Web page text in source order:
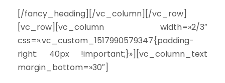
[/fancy_heading][/vc_column][/vc_row]
[vc_row][vc_column width=»2/3″
css=».vc_custom_1517990579347{padding-
right: 40px !important;}»][vc_column_text
margin_bottom=»30″]